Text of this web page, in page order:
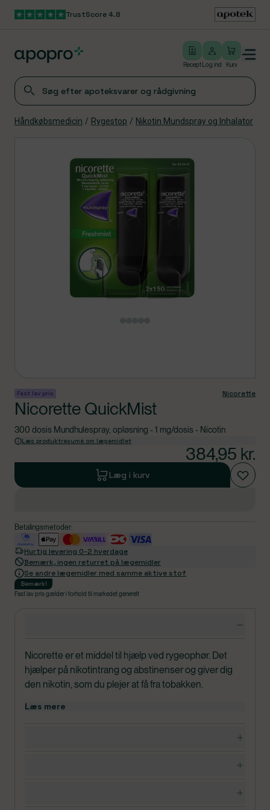
Gå til hovedindholdTrustScore 4.8
Recept
Log ind
Log ind Kurv
Open/close menu
Håndkøbsmedicin / Rygestop / Nikotin Mundspray og Inhalator
Nicorette er et middel til hjælp ved rygeophør. Det
hjælper på nikotintrang og abstinenser og giver dig
den nikotin, som du plejer at få fra tobakken.
Nicorette QuickMist afhjælper
Læs mere
Fast lav pris Nicorette
Nicorette QuickMist
300 dosis Mundhulespray, opløsning - 1 mg/dosis - Nicotin
Læs produktresumé om lægemidlet
384,95 kr.
Læg i kurv
Betalingsmetoder:
Hurtig levering 0-2 hverdage
Bemærk, ingen returret på lægemidler
Se andre lægemidler med samme aktive stof
Bemærk!
Fast lav pris gælder i forhold til markedet generelt